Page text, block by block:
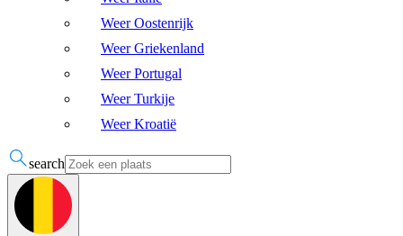
Weer Oostenrijk
Weer Griekenland
Weer Portugal
Weer Turkije
Weer Kroatië
search